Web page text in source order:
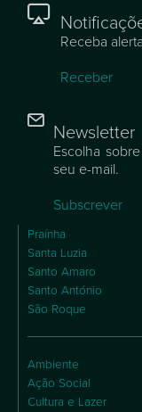
Receba
Receber
Newsletter
Escolha
seu e-mail.
Subscrever
Praínha
Santa Luzia
Santo Amaro
Santo António
São Roque
Ambiente
Ação Social
Cultura e Lazer